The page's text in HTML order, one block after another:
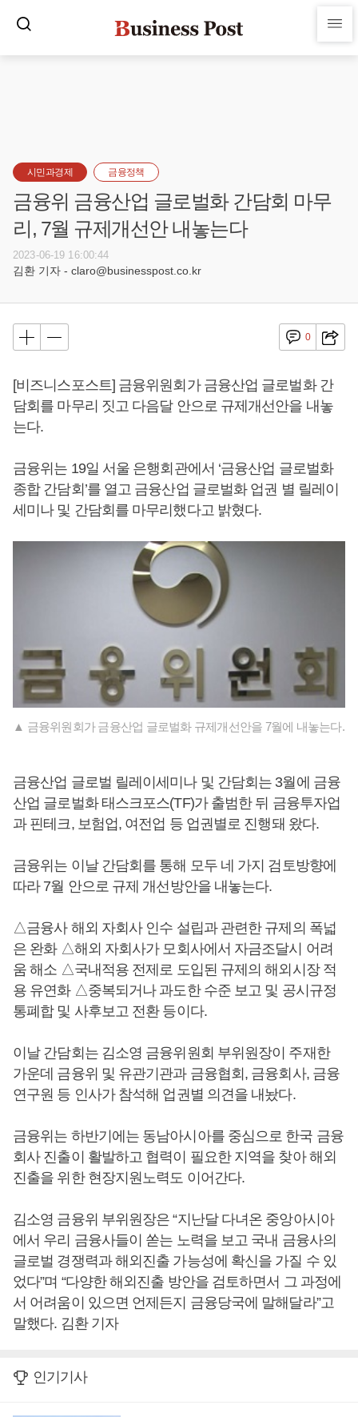
시민과경제 금융정책
금융위 금융산업 글로벌화 간담회 마무
리, 7월 규제개선안 내놓는다
2023-06-19 16:00:44
김환 기자 - claro@businesspost.co.kr
0
[비즈니스포스트] 금융위원회가 금융산업 글로벌화 간
담회를 마무리 짓고 다음달 안으로 규제개선안을 내놓
는다.
금융위는 19일 서울 은행회관에서 ‘금융산업 글로벌화
종합 간담회’를 열고 금융산업 글로벌화 업권 별 릴레이
세미나 및 간담회를 마무리했다고 밝혔다.
▲ 금융위원회가 금융산업 글로벌화 규제개선안을 7월에 내놓는다.
금융산업 글로벌 릴레이세미나 및 간담회는 3월에 금융
산업 글로벌화 태스크포스(TF)가 출범한 뒤 금융투자업
과 핀테크, 보험업, 여전업 등 업권별로 진행돼 왔다.
금융위는 이날 간담회를 통해 모두 네 가지 검토방향에
따라 7월 안으로 규제 개선방안을 내놓는다.
△금융사 해외 자회사 인수 설립과 관련한 규제의 폭넓
은 완화 △해외 자회사가 모회사에서 자금조달시 어려
움 해소 △국내적용 전제로 도입된 규제의 해외시장 적
용 유연화 △중복되거나 과도한 수준 보고 및 공시규정
통폐합 및 사후보고 전환 등이다.
이날 간담회는 김소영 금융위원회 부위원장이 주재한
가운데 금융위 및 유관기관과 금융협회, 금융회사, 금융
연구원 등 인사가 참석해 업권별 의견을 내놨다.
금융위는 하반기에는 동남아시아를 중심으로 한국 금융
회사 진출이 활발하고 협력이 필요한 지역을 찾아 해외
진출을 위한 현장지원노력도 이어간다.
김소영 금융위 부위원장은 “지난달 다녀온 중앙아시아
에서 우리 금융사들이 쏟는 노력을 보고 국내 금융사의
글로벌 경쟁력과 해외진출 가능성에 확신을 가질 수 있
었다”며 “다양한 해외진출 방안을 검토하면서 그 과정에
서 어려움이 있으면 언제든지 금융당국에 말해달라”고
말했다. 김환 기자
인기기사